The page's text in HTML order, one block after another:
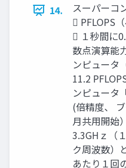
14.
スーパーコ
 PFLOPS
 １秒間に
数点演算能
ンピュータ
11.2
ンピュータ
(倍精度、
月共用開始
3.3GHｚ（
ク周波数）
あたり１回